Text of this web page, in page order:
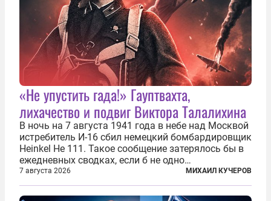
«Не упустить гада!» Гауптвахта,
лихачество и подвиг Виктора Талалихина
В ночь на 7 августа 1941 года в небе над Москвой
истребитель И-16 сбил немецкий бомбардировщик
Heinkel He 111. Такое сообщение затерялось бы в
ежедневных сводках, если б не одно
обстоятельство. Это был один из первых в
истории отечественной авиации ночных таранов.
У пилота — младшего лейтенанта...
7 августа 2026 МИХАИЛ КУЧЕРОВ